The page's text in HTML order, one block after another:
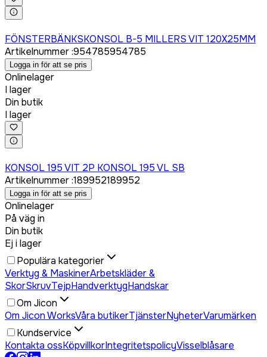
FÖNSTERBÄNKSKONSOL B-5 MILLERS VIT 120X25MM
Artikelnummer:954785954785
Logga in för att se pris
Onlinelager
I lager
Din butik
I lager
KONSOL 195 VIT 2P KONSOL 195 VL SB
Artikelnummer:189952189952
Logga in för att se pris
Onlinelager
På väg in
Din butik
Ej i lager
Populära kategorier
Verktyg & MaskinerArbetskläder &
SkorSkruvTejpHandverktygHandskar
Om Jicon
Om Jicon WorksVåra butikerTjänsterNyheterVarumärken
Kundservice
Kontakta ossKöpvillkorIntegritetspolicyVisselblåsare